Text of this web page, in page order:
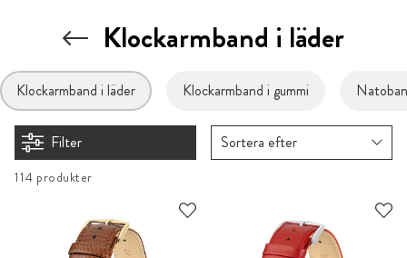
Klockarmband i läder
Klockarmband i läder Klockarmband i gummi
Filter Sortera efter
114 produkter